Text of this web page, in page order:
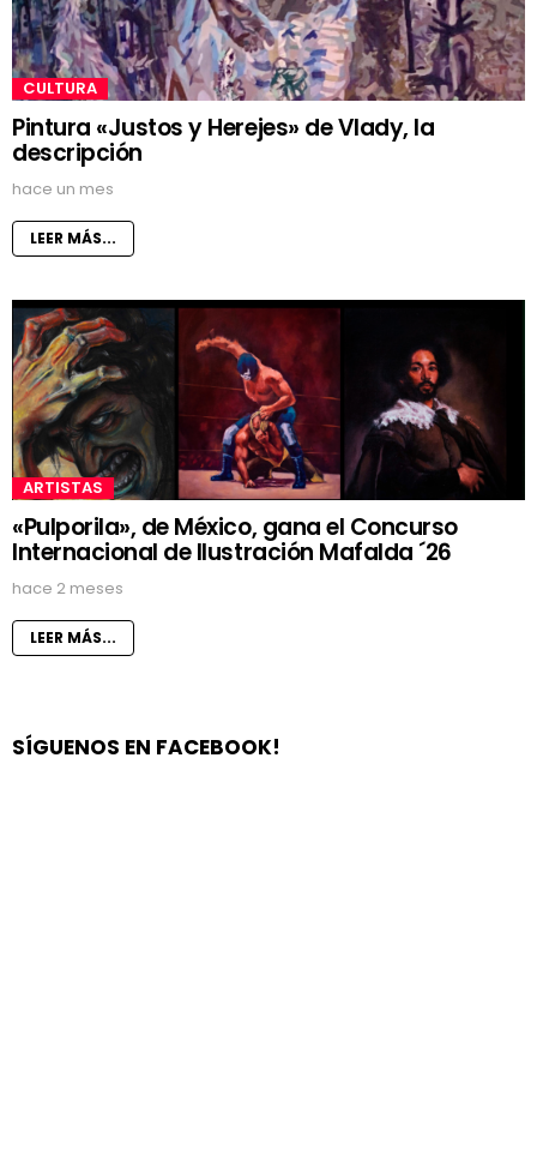
CULTURA
Pintura «Justos y Herejes» de Vlady, la
descripción
hace un mes
LEER MÁS...
ARTISTAS
«Pulporila», de México, gana el Concurso
Internacional de Ilustración Mafalda ´26
hace 2 meses
LEER MÁS...
SÍGUENOS EN FACEBOOK!